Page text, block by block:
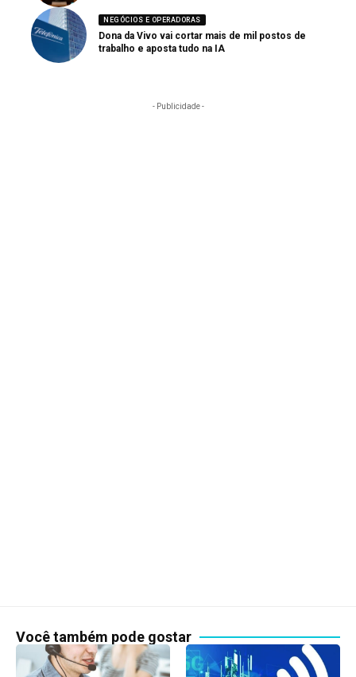
NEGÓCIOS E OPERADORAS
Dona da Vivo vai cortar mais de mil postos de
trabalho e aposta tudo na IA
- Publicidade -
Você também pode gostar